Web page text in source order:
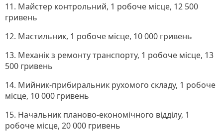
11. Майстер контрольний, 1 робоче місце, 12 500
гривень
12. Мастильник, 1 робоче місце, 10 000 гривень
13. Механік з ремонту транспорту, 1 робоче місце, 13
500 гривень
14. Мийник-прибиральник рухомого складу, 1 робоче
місце, 10 000 гривень
15. Начальник планово-економічного відділу, 1
робоче місце, 20 000 гривень